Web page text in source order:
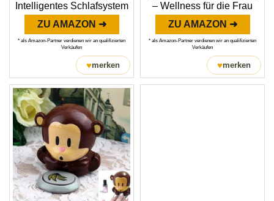
Intelligentes Schlafsystem
ZU AMAZON ➜
* als Amazon-Partner verdienen wir an qualifizierten
Verkäufen
♥merken
– Wellness für die Frau
ZU AMAZON ➜
* als Amazon-Partner verdienen wir an qualifizierten
Verkäufen
♥merken